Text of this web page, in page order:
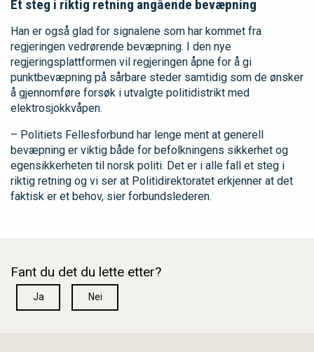
Et steg i riktig retning angående bevæpning
Han er også glad for signalene som har kommet fra
regjeringen vedrørende bevæpning. I den nye
regjeringsplattformen vil regjeringen åpne for å gi
punktbevæpning på sårbare steder samtidig som de ønsker
å gjennomføre forsøk i utvalgte politidistrikt med
elektrosjokkvåpen.
– Politiets Fellesforbund har lenge ment at generell
bevæpning er viktig både for befolkningens sikkerhet og
egensikkerheten til norsk politi. Det er i alle fall et steg i
riktig retning og vi ser at Politidirektoratet erkjenner at det
faktisk er et behov, sier forbundslederen.
Fant du det du lette etter?
Ja Nei